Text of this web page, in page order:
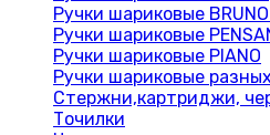
Ручки шариковые BRUNO
Ручки шариковые
Ручки шариковые PIANO
Ручки шариковые
Стержни,картриджи,
Точилки